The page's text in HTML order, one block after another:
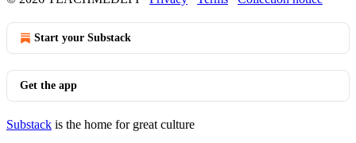
Start your Substack
Get the app
Substack is the home for great culture